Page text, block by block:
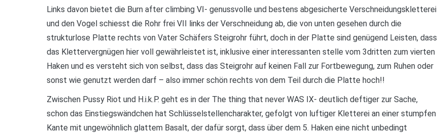
Links davon bietet die Burn after climbing VI- genussvolle und bestens abgesicherte Verschneidungskletterei
und den Vogel schiesst die Rohr frei VII links der Verschneidung ab, die von unten gesehen durch die
strukturlose Platte rechts von Vater Schäfers Steigrohr führt, doch in der Platte sind genügend Leisten, dass
das Klettervergnügen hier voll gewährleistet ist, inklusive einer interessanten stelle vom 3dritten zum vierten
Haken und es versteht sich von selbst, dass das Steigrohr auf keinen Fall zur Fortbewegung, zum Ruhen oder
sonst wie genutzt werden darf – also immer schön rechts von dem Teil durch die Platte hoch!!
Zwischen Pussy Riot und H.i.k.P. geht es in der The thing that never WAS IX- deutlich deftiger zur Sache,
schon das Einstiegswändchen hat Schlüsselstellencharakter, gefolgt von luftiger Kletterei an einer stumpfen
Kante mit ungewöhnlich glattem Basalt, der dafür sorgt, dass über dem 5. Haken eine nicht unbedingt